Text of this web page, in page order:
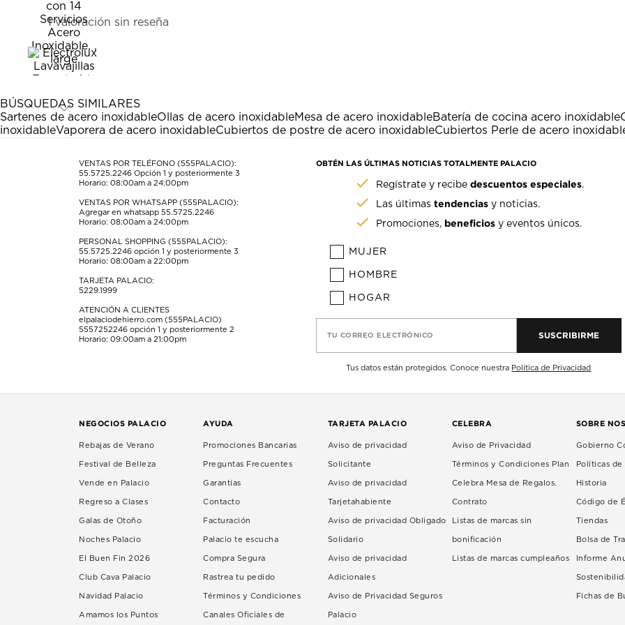
1
a
0
de
1
1 valoración sin reseña
BÚSQUEDAS SIMILARES
Sartenes de acero inoxidableOllas de acero inoxidableMesa de acero inoxidableBatería de cocina acero inoxidable
inoxidableVaporera de acero inoxidableCubiertos de postre de acero inoxidableCubiertos Perle de acero
VENTAS POR TELÉFONO (555PALACIO):
55.5725.2246 Opción 1 y posteriormente 3
Horario: 08:00am a 24:00pm
VENTAS POR WHATSAPP (555PALACIO):
Agregar en whatsapp 55.5725.2246
Horario: 08:00am a 24:00pm
PERSONAL SHOPPING (555PALACIO):
55.5725.2246 opción 1 y posteriormente 3
Horario: 08:00am a 22:00pm
TARJETA PALACIO:
5229.1999
ATENCIÓN A CLIENTES
elpalaciodehierro.com (555PALACIO)
5557252246 opción 1 y posteriormente 2
Horario: 09:00am a 21:00pm
OBTÉN LAS ÚLTIMAS NOTICIAS TOTALMENTE PALACIO
Regístrate y recibedescuentos especiales.
Las últimastendencias y noticias.
Promociones, beneficios y eventos únicos.
MUJER
HOMBRE
HOGAR
TU CORREO ELECTRÓNICO SUSCRIBIRME
Tus datos están protegidos. Conoce nuestra Política de Privacidad
NEGOCIOS PALACIO
Rebajas de Verano
Festival de Belleza
Vende en Palacio
Regreso a Clases
Galas de Otoño
Noches Palacio
El Buen Fin 2026
Club Cava Palacio
Navidad Palacio
Amamos los Puntos
AYUDA
Promociones Bancarias
Preguntas Frecuentes
Garantías
Contacto
Facturación
Palacio te escucha
Compra Segura
Rastrea tu pedido
Términos y Condiciones
Canales Oficiales de
TARJETA PALACIO
Aviso de privacidad
Solicitante
Aviso de privacidad
Tarjetahabiente
Aviso de privacidad Obligado
Solidario
Aviso de privacidad
Adicionales
Aviso de Privacidad Seguros
Palacio
CELEBRA
Aviso de Privacidad
Términos y Condiciones Plan
Celebra Mesa de Regalos.
Contrato
Listas de marcas sin
bonificación
Listas de marcas cumpleaños
SOBRE
Gobierno
Políticas
Historia
Código de
Tiendas
Bolsa de
Informe
Fichas de